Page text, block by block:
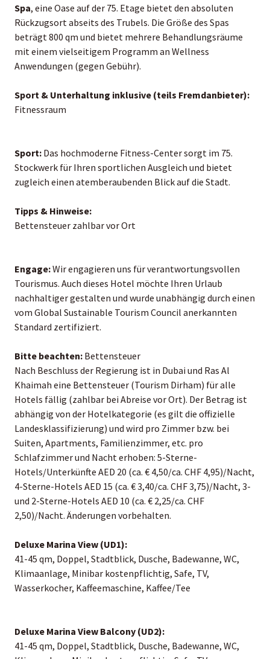
Spa, eine Oase auf der 75. Etage bietet den absoluten
Rückzugsort abseits des Trubels. Die Größe des Spas
beträgt 800 qm und bietet mehrere Behandlungsräume
mit einem vielseitigem Programm an Wellness
Anwendungen (gegen Gebühr).
Sport & Unterhaltung inklusive (teils Fremdanbieter):
Fitnessraum
Sport: Das hochmoderne Fitness-Center sorgt im 75.
Stockwerk für Ihren sportlichen Ausgleich und bietet
zugleich einen atemberaubenden Blick auf die Stadt.
Tipps & Hinweise:
Bettensteuer zahlbar vor Ort
Engage:Wir engagieren uns für verantwortungsvollen
Tourismus. Auch dieses Hotel möchte Ihren Urlaub
nachhaltiger gestalten und wurde unabhängig durch einen
vom Global Sustainable Tourism Council anerkannten
Standard zertifiziert.
Bitte beachten: Bettensteuer
Nach Beschluss der Regierung ist in Dubai und Ras Al
Khaimah eine Bettensteuer (Tourism Dirham) für alle
Hotels fällig (zahlbar bei Abreise vor Ort). Der Betrag ist
abhängig von der Hotelkategorie (es gilt die offizielle
Landesklassifizierung) und wird pro Zimmer bzw. bei
Suiten, Apartments, Familienzimmer, etc. pro
Schlafzimmer und Nacht erhoben: 5-Sterne-
Hotels/Unterkünfte AED 20 (ca. € 4,50/ca. CHF 4,95)/Nacht,
4-Sterne-Hotels AED 15 (ca. € 3,40/ca. CHF 3,75)/Nacht, 3-
und 2-Sterne-Hotels AED 10 (ca. € 2,25/ca. CHF
2,50)/Nacht. Änderungen vorbehalten.
Deluxe Marina View (UD1):
41-45 qm, Doppel, Stadtblick, Dusche, Badewanne, WC,
Klimaanlage, Minibar kostenpflichtig, Safe, TV,
Wasserkocher, Kaffeemaschine, Kaffee/Tee
Deluxe Marina View Balcony (UD2):
41-45 qm, Doppel, Stadtblick, Dusche, Badewanne, WC,